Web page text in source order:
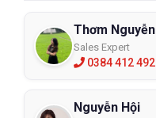
Thơm Nguyễn
Sales Expert
0384 412 492
Nguyễn Hội